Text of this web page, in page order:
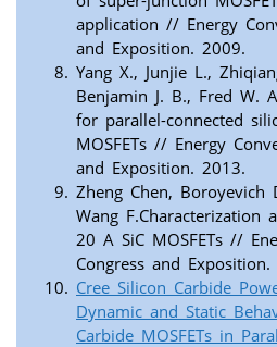
application // Energy
and Exposition. 2009.
Yang X., Junjie L.,
Benjamin J. B., Fred W.
for parallel-connected
MOSFETs // Energy
and Exposition. 2013.
Zheng Chen, Boroyevich
Wang
20 А SiC MOSFETs //
Congress and
Cree Silicon Carbide
Dynamic and Static
Carbide MOSFETs in